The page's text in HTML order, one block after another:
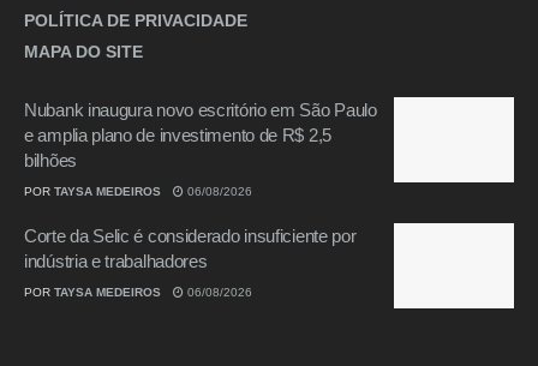
POLÍTICA DE PRIVACIDADE
MAPA DO SITE
Nubank inaugura novo escritório em São Paulo
e amplia plano de investimento de R$ 2,5
bilhões
POR TAYSA MEDEIROS 06/08/2026
Corte da Selic é considerado insuficiente por
indústria e trabalhadores
POR TAYSA MEDEIROS 06/08/2026